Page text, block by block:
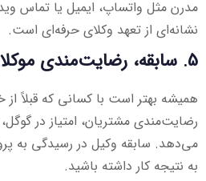
مدرن مثل واتساپ، ایمیل یا تماس
نشانه‌ای از تعهد وکلای حرفه‌ای است.
5. سابقه، رضایت‌مندی موکلان و اعتماد عمومی
همیشه بهتر است با کسانی که قبلاً
رضایت‌مندی مشتریان، امتیاز در
می‌دهد. سابقه وکیل در رسیدگی به
به نتیجه کار داشته باشید.